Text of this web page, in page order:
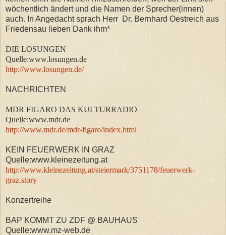
wöchentlich ändert und die Namen der Sprecher(innen)
auch. In Angedacht sprach Herr Dr. Bernhard Oestreich aus
Friedensau lieben Dank ihm*
DIE LOSUNGEN
Quelle:www.losungen.de
http://www.losungen.de/
NACHRICHTEN
MDR FIGARO DAS KULTURRADIO
Quelle:www.mdr.de
http://www.mdr.de/mdr-figaro/index.html
KEIN FEUERWERK IN GRAZ
Quelle:www.kleinezeitung.at
http://www.kleinezeitung.at/steiermark/3751178/feuerwerk-
graz.story
Konzertreihe
BAP KOMMT ZU ZDF @ BAUHAUS
Quelle:www.mz-web.de